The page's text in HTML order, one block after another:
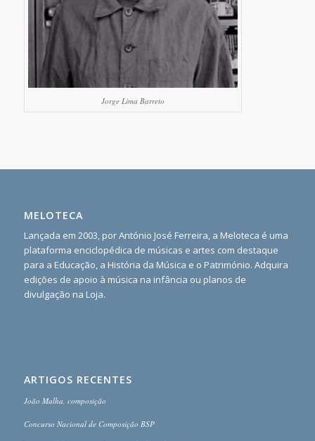
Jorge Lima Barreto
MELOTECA
Lançada em 2003, por António José Ferreira, a Meloteca é uma
plataforma enciclopédica de músicas e artes com destaque
para a Educação, a História da Música e o Património. Adquira
edições de apoio à música na infância ou planos de
divulgação na Loja.
ARTIGOS RECENTES
João Malha, composição
Concurso Nacional de Composição BSP